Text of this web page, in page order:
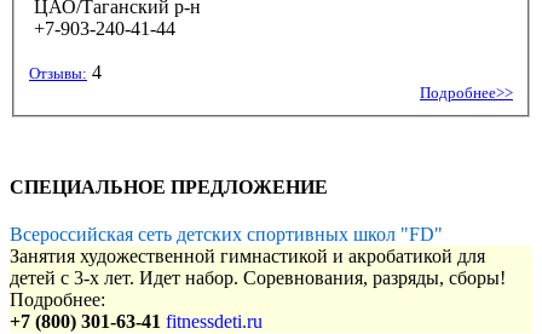
ЦАО/Таганский р-н
+7-903-240-41-44
Отзывы: 4
Подробнее>>
СПЕЦИАЛЬНОЕ ПРЕДЛОЖЕНИЕ
Всероссийская сеть детских спортивных школ "FD"
Занятия художественной гимнастикой и акробатикой для
детей с 3-х лет. Идет набор. Соревнования, разряды, сборы!
Подробнее:
+7 (800) 301-63-41 fitnessdeti.ru